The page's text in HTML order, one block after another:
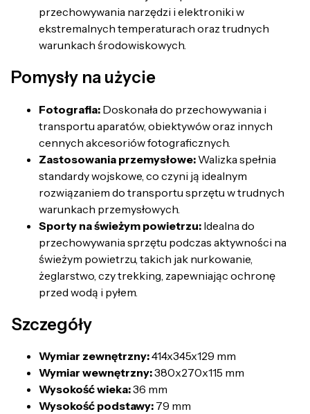
przechowywania narzędzi i elektroniki w
ekstremalnych temperaturach oraz trudnych
warunkach środowiskowych.
Pomysły na użycie
Fotografia: Doskonała do przechowywania i
transportu aparatów, obiektywów oraz innych
cennych akcesoriów fotograficznych.
Zastosowania przemysłowe: Walizka spełnia
standardy wojskowe, co czyni ją idealnym
rozwiązaniem do transportu sprzętu w trudnych
warunkach przemysłowych.
Sporty na świeżym powietrzu: Idealna do
przechowywania sprzętu podczas aktywności na
świeżym powietrzu, takich jak nurkowanie,
żeglarstwo, czy trekking, zapewniając ochronę
przed wodą i pyłem.
Szczegóły
Wymiar zewnętrzny:414x345x129 mm
Wymiar wewnętrzny:380x270x115 mm
Wysokość wieka:36 mm
Wysokość podstawy: 79 mm